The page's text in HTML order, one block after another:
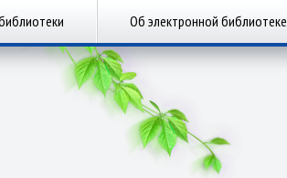
Об электронной библиотеке